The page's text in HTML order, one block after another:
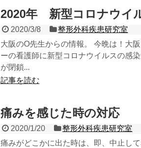
2020年 新型コロナウイ
2020/3/8
整形外科疾患研究室
大阪のO先生からの情報。 今晩は！大
ーの看護師に新型コロナウイルスの感
が閉鎖...
記事を読む
痛みを感じた時の対応
2020/1/20
整形外科疾患研究室
痛みがどこかに出た時は、即、中止し